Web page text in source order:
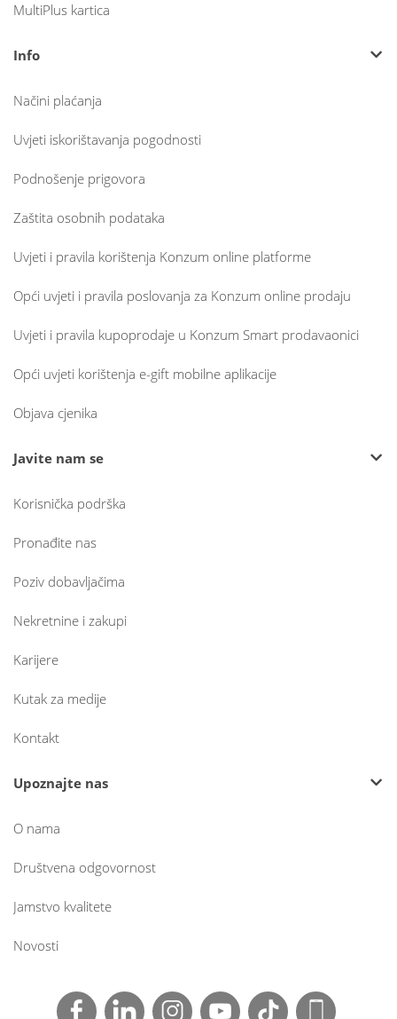
MultiPlus kartica
Info
Načini plaćanja
Uvjeti iskorištavanja pogodnosti
Podnošenje prigovora
Zaštita osobnih podataka
Uvjeti i pravila korištenja Konzum online platforme
Opći uvjeti i pravila poslovanja za Konzum online prodaju
Uvjeti i pravila kupoprodaje u Konzum Smart prodavaonici
Opći uvjeti korištenja e-gift mobilne aplikacije
Objava cjenika
Javite nam se
Korisnička podrška
Pronađite nas
Poziv dobavljačima
Nekretnine i zakupi
Karijere
Kutak za medije
Kontakt
Upoznajte nas
O nama
Društvena odgovornost
Jamstvo kvalitete
Novosti